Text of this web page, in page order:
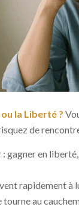
la Liberté ?
de
en
rapidement à
tourne au